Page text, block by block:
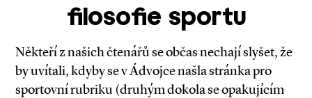
filosofie sportu
Někteří z našich čtenářů se občas nechají slyšet, že
by uvítali, kdyby se v Ádvojce našla stránka pro
sportovní rubriku (druhým dokola se opakujícím